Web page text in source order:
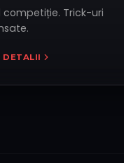
competiție. Trick-uri
DETALII